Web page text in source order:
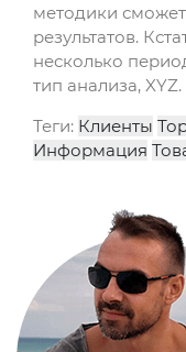
методики
результатов.
несколько
тип анализа,
Теги: Клиенты
Информация